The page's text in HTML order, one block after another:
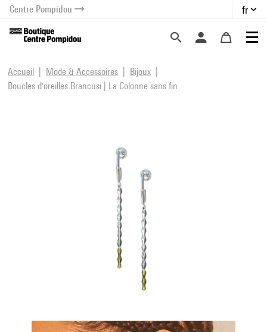
menu
contenu
Centre Pompidou fr
Accueil Mode & Accessoires
Bijoux
Boucles d'oreilles Brancusi | La Colonne sans fin